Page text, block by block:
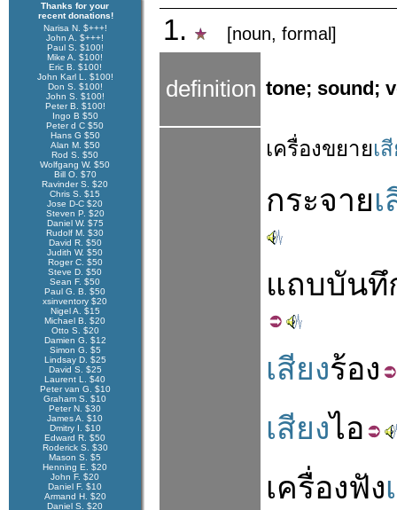
Thanks for your
recent donations!
Narisa N. $+++!
John A. $+++!
Paul S. $100!
Mike A. $100!
Eric B. $100!
John Karl L. $100!
Don S. $100!
John S. $100!
Peter B. $100!
Ingo B $50
Peter d C $50
Hans G $50
Alan M. $50
Rod S. $50
Wolfgang W. $50
Bill O. $70
Ravinder S. $20
Chris S. $15
Jose D-C $20
Steven P. $20
Daniel W. $75
Rudolf M. $30
David R. $50
Judith W. $50
Roger C. $50
Steve D. $50
Sean F. $50
Paul G. B. $50
xsinventory $20
Nigel A. $15
Michael B. $20
Otto S. $20
Damien G. $12
Simon G. $5
Lindsay D. $25
David S. $25
Laurent L. $40
Peter van G. $10
Graham S. $10
Peter N. $30
James A. $10
Dmitry I. $10
Edward R. $50
Roderick S. $30
Mason S. $5
Henning E. $20
John F. $20
Daniel F. $10
Armand H. $20
Daniel S. $20
1. [noun, formal]
definition tone; sound;
เครื่องขยายเ
กระจาย
แถบบันทึ
เสียงร้อง
เสียงไอ
เครื่องฟัง